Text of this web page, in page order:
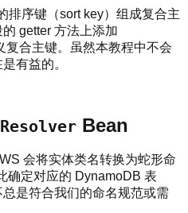
排序键（sort key）组成复合主
getter 方法上添加
复合主键。虽然本教程中不会
有益的。
Bean
会将实体类名转换为蛇形命
确定对应的 DynamoDB 表
是符合我们的命名规范或需